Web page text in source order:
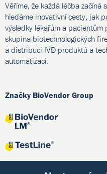
Věříme, že každá léčba
hledáme inovativní cesty, jak
výsledky lékařům a pacientům
skupina biotechnologických
a distribuci IVD produktů a
automatizaci.
Značky BioVendor Group